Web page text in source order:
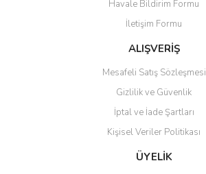
Ürün açıklamasında eksik bilgiler bulunuyor.
Ürün bilgilerinde hatalar bulunuyor.
Ürün fiyatı diğer sitelerden daha pahalı.
Gönder
Havale Bildirim Formu
İletişim Formu
ALIŞVERİŞ
Mesafeli Satış Sözleşmesi
Gizlilik ve Güvenlik
İptal ve İade Şartları
Kişisel Veriler Politikası
ÜYELİK